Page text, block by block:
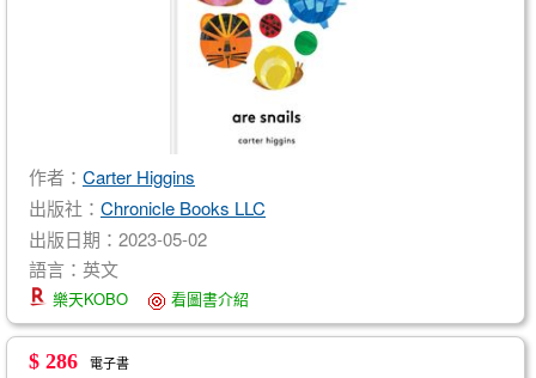
作者： Carter Higgins
出版社： Chronicle Books LLC
出版日期：2023-05-02
語言：英文
樂天KOBO 看圖書介紹
$ 286 電子書